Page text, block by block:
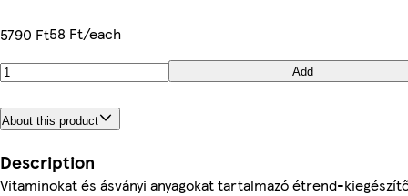
5790 Ft58 Ft/each
Add
About this product
Description
Vitaminokat és ásványi anyagokat tartalmazó étrend-